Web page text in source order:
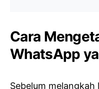
Cara
WhatsApp
Sebelum